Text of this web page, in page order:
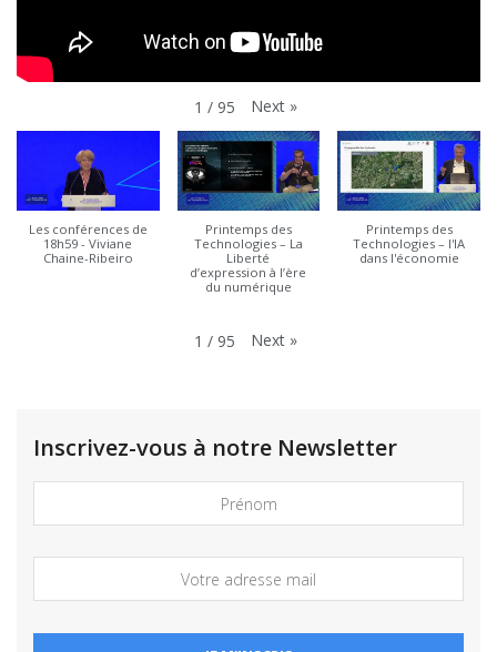
1 / 95 Next »
Les conférences de
18h59 - Viviane
Chaine-Ribeiro
Printemps des
Technologies – La
Liberté
d’expression à l’ère
du numérique
Printemps des
Technologies – l'IA
dans l'économie
1 / 95 Next »
Inscrivez-vous à notre Newsletter